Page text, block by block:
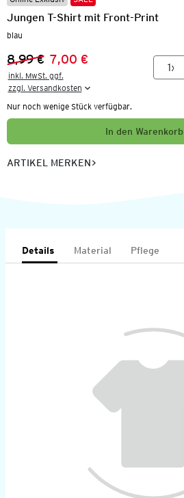
Jungen T-Shirt mit Front-Print
blau
Vorheriger Preis:
8,99 €
Neuer Preis:
7,00 €
inkl. MwSt. ggf.
zzgl. Versandkosten
Nur noch wenige Stück verfügbar.
In den Warenkorb
ARTIKEL MERKEN
Details Material Pflege